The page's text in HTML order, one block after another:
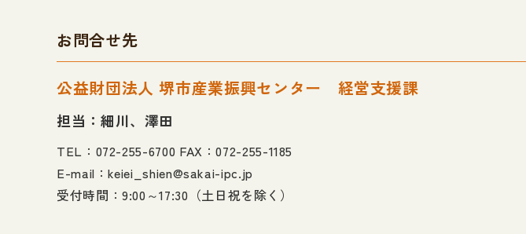
お問合せ先
公益財団法人 堺市産業振興センター 経営支援課
担当：細川、澤田
TEL：072-255-6700 FAX：072-255-1185
E-mail：keiei_shien@sakai-ipc.jp
受付時間：9:00～17:30（土日祝を除く）